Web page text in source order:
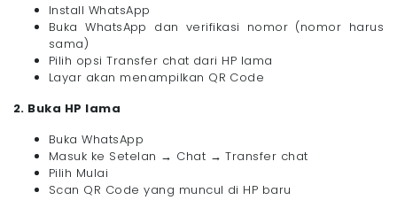
Install WhatsApp
Buka WhatsApp dan verifikasi nomor (nomor harus
sama)
Pilih opsi Transfer chat dari HP lama
Layar akan menampilkan QR Code
2. Buka HP lama
Buka WhatsApp
Masuk ke Setelan → Chat → Transfer chat
Pilih Mulai
Scan QR Code yang muncul di HP baru